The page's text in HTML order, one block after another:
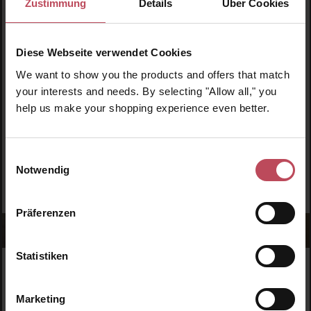
Zustimmung Details Über Cookies
Diese Webseite verwendet Cookies
We want to show you the products and offers that match
your interests and needs. By selecting "Allow all," you
help us make your shopping experience even better.
Notwendig
Präferenzen
Statistiken
Marketing
und Linien ist. Retinol ist die reinste Form von Vitamin A und
glatter. Tipp: Beginnen Sie zunächst mit einer niedrigen Retinol-
muss. Zusätzlich sollten Sie beachten, dass Retinol die Haut
lichtempfindlich macht. Verwenden Sie es deshalb bestenfalls
am Abend und tragen Sie am Tag einen hohen Sonnenschutz
Anmelden & exklusive Vorteile